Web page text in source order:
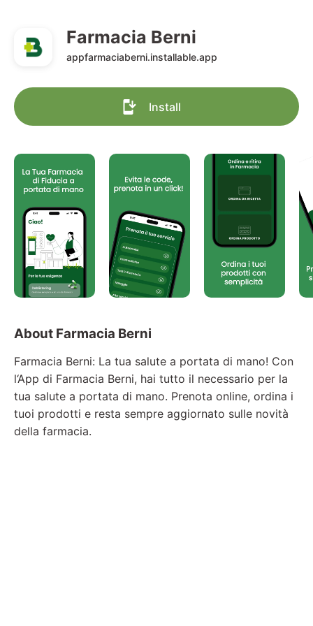
Farmacia Berni
appfarmaciaberni.installable.app
Install
About Farmacia Berni
Farmacia Berni: La tua salute a portata di mano! Con
l‘App di Farmacia Berni, hai tutto il necessario per la
tua salute a portata di mano. Prenota online, ordina i
tuoi prodotti e resta sempre aggiornato sulle novità
della farmacia.